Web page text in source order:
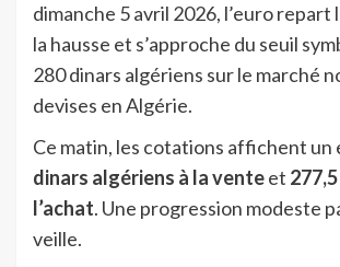
dimanche 5 avril 2026, l’euro repart
la hausse et s’approche du seuil
280 dinars algériens sur le marché
devises en Algérie.
Ce matin, les cotations affichent un
dinars algériens à la venteet
l’achat. Une progression modeste
veille.